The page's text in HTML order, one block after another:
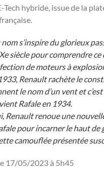
hybride, issue de la
nom s’inspire du glorieux
siècle pour comprendre
de moteurs à
Renault rachète le
le nom d’un vent et
Rafale en 1934.
Renault renoue une
pour incarner le haut de
camouflée présentée
17/05/2023 à 5h45